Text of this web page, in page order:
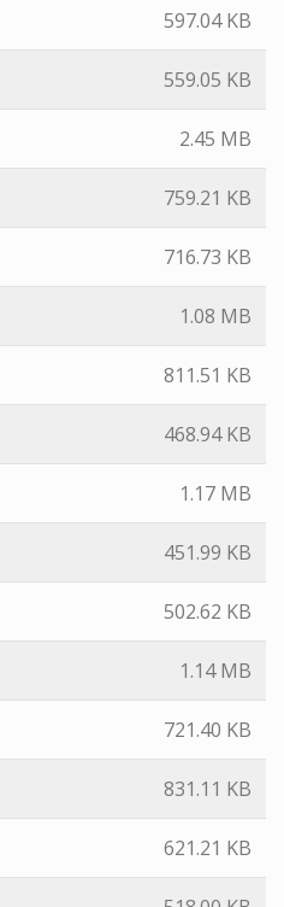
597.04 KB
559.05 KB
2.45 MB
759.21 KB
716.73 KB
1.08 MB
811.51 KB
468.94 KB
1.17 MB
451.99 KB
502.62 KB
1.14 MB
721.40 KB
831.11 KB
621.21 KB